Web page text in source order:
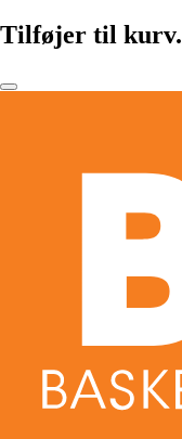
Tilføjer til